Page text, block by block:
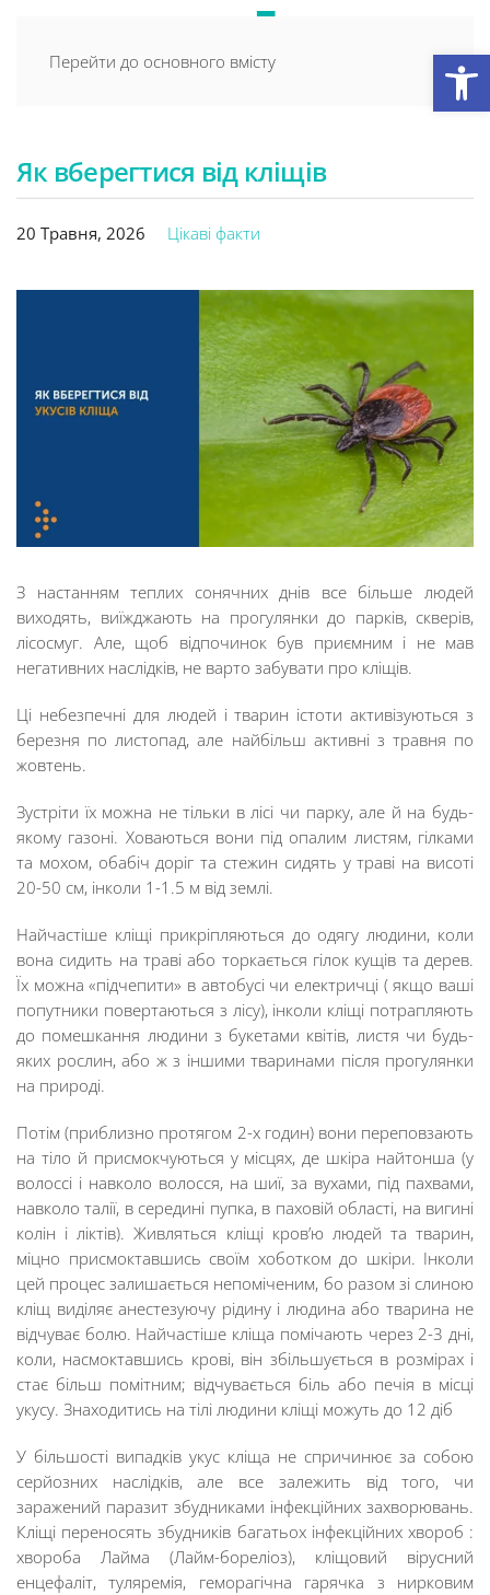
Перейти до основного вмісту
Як вберегтися від кліщів
20 Травня, 2026 Цікаві факти
З настанням теплих сонячних днів все більше людей
виходять, виїжджають на прогулянки до парків, скверів,
лісосмуг. Але, щоб відпочинок був приємним і не мав
негативних наслідків, не варто забувати про кліщів.
Ці небезпечні для людей і тварин істоти активізуються з
березня по листопад, але найбільш активні з травня по
жовтень.
Зустріти їх можна не тільки в лісі чи парку, але й на будь-
якому газоні. Ховаються вони під опалим листям, гілками
та мохом, обабіч доріг та стежин сидять у траві на висоті
20-50 см, інколи 1-1.5 м від землі.
Найчастіше кліщі прикріпляються до одягу людини, коли
вона сидить на траві або торкається гілок кущів та дерев.
Їх можна «підчепити» в автобусі чи електричці ( якщо ваші
попутники повертаються з лісу), інколи кліщі потрапляють
до помешкання людини з букетами квітів, листя чи будь-
яких рослин, або ж з іншими тваринами після прогулянки
на природі.
Потім (приблизно протягом 2-х годин) вони переповзають
на тіло й присмокчуються у місцях, де шкіра найтонша (у
волоссі і навколо волосся, на шиї, за вухами, під пахвами,
навколо талії, в середині пупка, в паховій області, на вигині
колін і ліктів). Живляться кліщі кров’ю людей та тварин,
міцно присмоктавшись своїм хоботком до шкіри. Інколи
цей процес залишається непоміченим, бо разом зі слиною
кліщ виділяє анестезуючу рідину і людина або тварина не
відчуває болю. Найчастіше кліща помічають через 2-3 дні,
коли, насмоктавшись крові, він збільшується в розмірах і
стає більш помітним; відчувається біль або печія в місці
укусу. Знаходитись на тілі людини кліщі можуть до 12 діб
У більшості випадків укус кліща не спричинює за собою
серйозних наслідків, але все залежить від того, чи
заражений паразит збудниками інфекційних захворювань.
Кліщі переносять збудників багатьох інфекційних хвороб :
хвороба Лайма (Лайм-бореліоз), кліщовий вірусний
енцефаліт, туляремія, геморагічна гарячка з нирковим